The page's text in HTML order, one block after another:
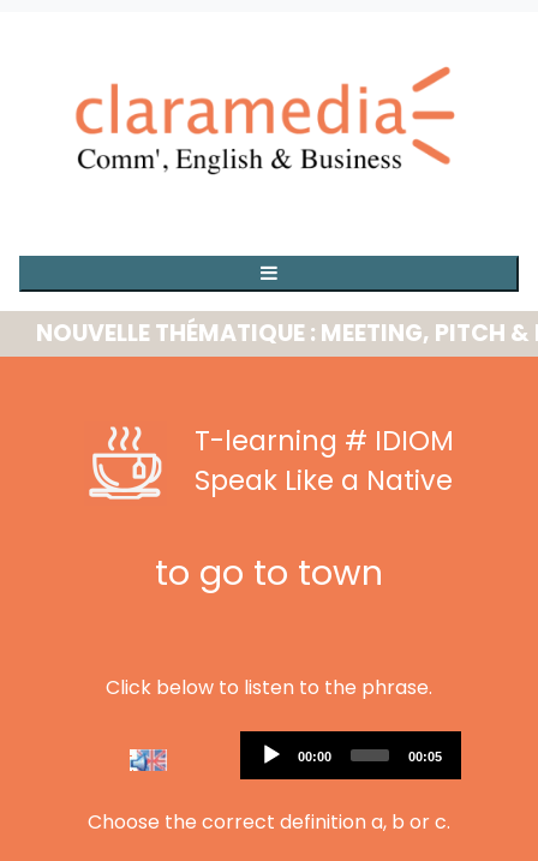
THÉMATIQUE : MEETING, PITCH &
T-learning # IDIOM
Speak Like a Native
to go to town
Click below to listen to the phrase.
Audio
Player
Current
00:00
Total
00:05
Choose the correct definition a, b or c.